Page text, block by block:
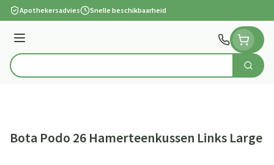
Ga naar de inhoud
Apothekersadvies Snelle beschikbaarheid
Menu
Product, merk, categorie... Zoek
Bota Podo 26 Hamerteenkussen Links Large